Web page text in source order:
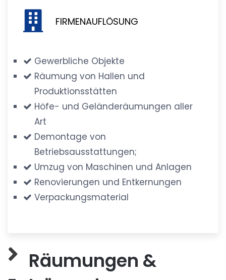
FIRMENAUFLÖSUNG
Gewerbliche Objekte
Räumung von Hallen und
Produktionsstätten
Höfe- und Geländeräumungen aller
Art
Demontage von
Betriebsausstattungen;
Umzug von Maschinen und Anlagen
Renovierungen und Entkernungen
Verpackungsmaterial
Räumungen &